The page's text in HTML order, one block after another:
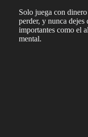
Solo juega con
perder, y nunca dejes
importantes como el
mental.